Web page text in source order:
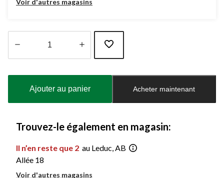
à
Ajouter au panier Acheter maintenant
Trouvez-le également en magasin:
Il n’en reste que 2 au Leduc, AB
Allée 18
Voir d'autres magasins